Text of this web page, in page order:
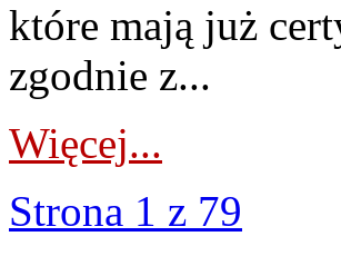
które mają już
zgodnie z...
Więcej...
Strona 1 z 79